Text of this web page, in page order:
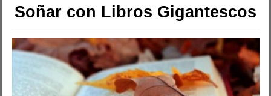
Soñar con Libros Gigantescos